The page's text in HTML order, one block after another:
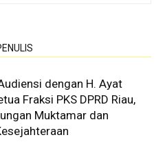
dengan H. Ayat
Fraksi PKS DPRD Riau,
Muktamar dan